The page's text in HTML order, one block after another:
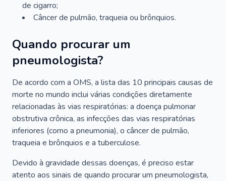
de cigarro;
Câncer de pulmão, traqueia ou brônquios.
Quando procurar um
pneumologista?
De acordo com a OMS, a lista das 10 principais causas de
morte no mundo inclui várias condições diretamente
relacionadas às vias respiratórias: a doença pulmonar
obstrutiva crônica, as infecções das vias respiratórias
inferiores (como a pneumonia), o câncer de pulmão,
traqueia e brônquios e a tuberculose.
Devido à gravidade dessas doenças, é preciso estar
atento aos sinais de quando procurar um pneumologista,